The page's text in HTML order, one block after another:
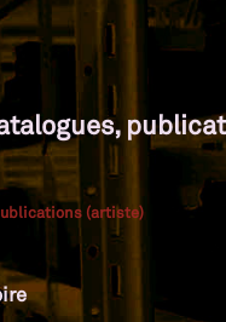
(artiste)